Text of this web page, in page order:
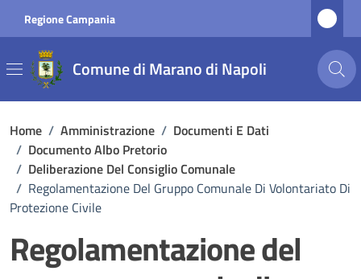
Regione Campania
Comune di Marano di Napoli
Home / Amministrazione / Documenti E Dati
/ Documento Albo Pretorio
/ Deliberazione Del Consiglio Comunale
/ Regolamentazione Del Gruppo Comunale Di Volontariato Di
Protezione Civile
Regolamentazione del